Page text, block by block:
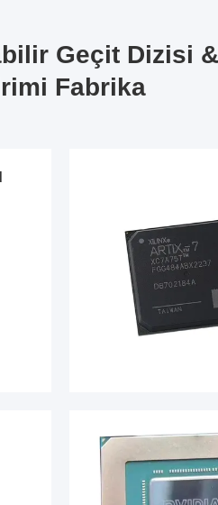
Geçit Dizisi
Fabrika